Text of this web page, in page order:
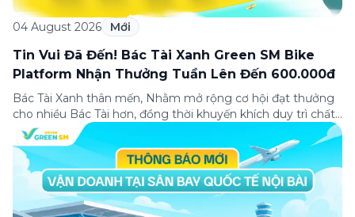
04 August 2026 Mới
Tin Vui Đã Đến! Bác Tài Xanh Green SM Bike
Platform Nhận Thưởng Tuần Lên Đến 600.000đ
Bác Tài Xanh thân mến, Nhằm mở rộng cơ hội đạt thưởng
cho nhiều Bác Tài hơn, đồng thời khuyến khích duy trì chất
lượng dịch vụ và nâng cao trải nghiệm khách hàng, Green
SM cập nhật Chính sách Thưởng tuần dành cho Bác Tài
Xanh Green SM Bike Platform. 📌 Nội dung cập […]